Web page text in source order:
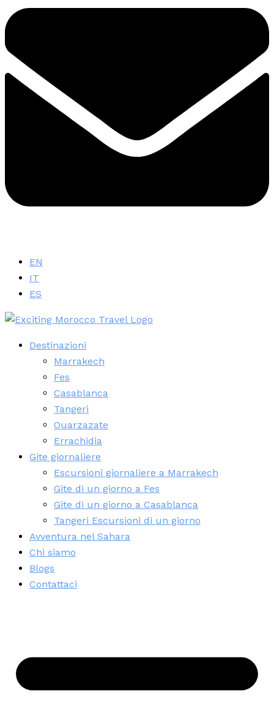
EN
IT
ES
Destinazioni
Marrakech
Fes
Casablanca
Tangeri
Ouarzazate
Errachidia
Gite giornaliere
Escursioni giornaliere a Marrakech
Gite di un giorno a Fes
Gite di un giorno a Casablanca
Tangeri Escursioni di un giorno
Avventura nel Sahara
Chi siamo
Blogs
Contattaci